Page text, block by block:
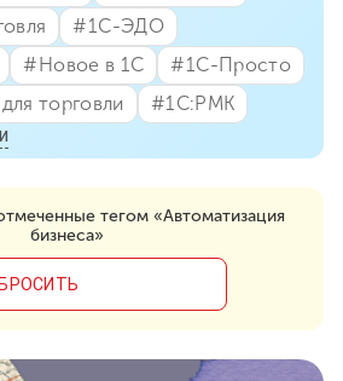
#⁣1С-ЭДО
#⁣Новое в 1С
#⁣1С-Просто
торговли
#⁣1С:РМК
тегом «Автоматизация
бизнеса»